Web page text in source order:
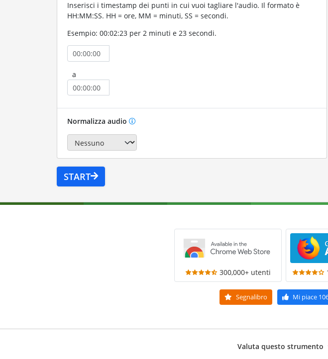
Inserisci i timestamp dei punti in cui vuoi tagliare l'audio. Il formato è
HH:MM:SS. HH = ore, MM = minuti, SS = secondi.
Esempio: 00:02:23 per 2 minuti e 23 secondi.
a
Normalizza audio
START
300,000+ utenti
Segnalibro Mi piace
Valuta questo strumento